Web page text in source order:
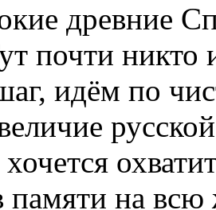
древние
почти никто
идём по
памяти на